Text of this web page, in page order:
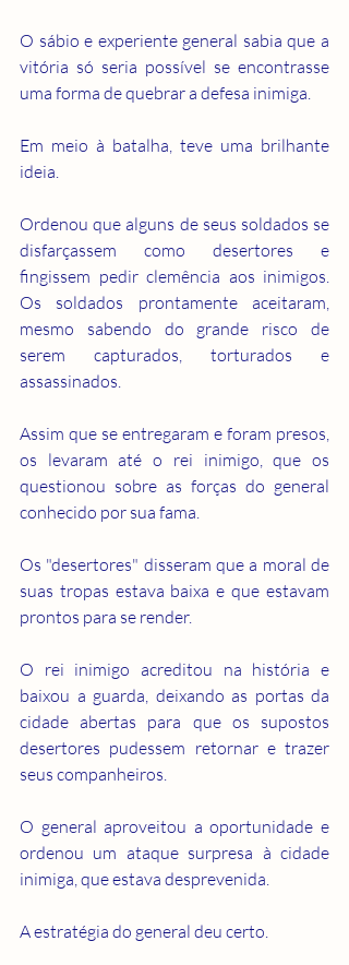
O sábio e experiente general sabia que a
vitória só seria possível se encontrasse
uma forma de quebrar a defesa inimiga.
Em meio à batalha, teve uma brilhante
ideia.
Ordenou que alguns de seus soldados se
disfarçassem como desertores e
fingissem pedir clemência aos inimigos.
Os soldados prontamente aceitaram,
mesmo sabendo do grande risco de
serem capturados, torturados e
assassinados.
Assim que se entregaram e foram presos,
os levaram até o rei inimigo, que os
questionou sobre as forças do general
conhecido por sua fama.
Os "desertores" disseram que a moral de
suas tropas estava baixa e que estavam
prontos para se render.
O rei inimigo acreditou na história e
baixou a guarda, deixando as portas da
cidade abertas para que os supostos
desertores pudessem retornar e trazer
seus companheiros.
O general aproveitou a oportunidade e
ordenou um ataque surpresa à cidade
inimiga, que estava desprevenida.
A estratégia do general deu certo.